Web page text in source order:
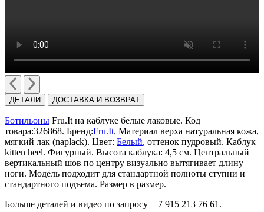
ДЕТАЛИ ДОСТАВКА И ВОЗВРАТ
Ботильоны Fru.It на каблуке белые лаковые. Код
товара:326868. Бренд:Fru.It. Материал верха натуральная кожа,
мягкий лак (naplack). Цвет: Белый, оттенок пудровый. Каблук
kitten heel. Фигурный. Высота каблука: 4,5 cм. Центральный
вертикальный шов по центру визуально вытягивает длину
ноги. Модель подходит для стандартной полноты ступни и
стандартного подъема. Размер в размер.
Больше деталей и видео по запросу + 7 915 213 76 61.